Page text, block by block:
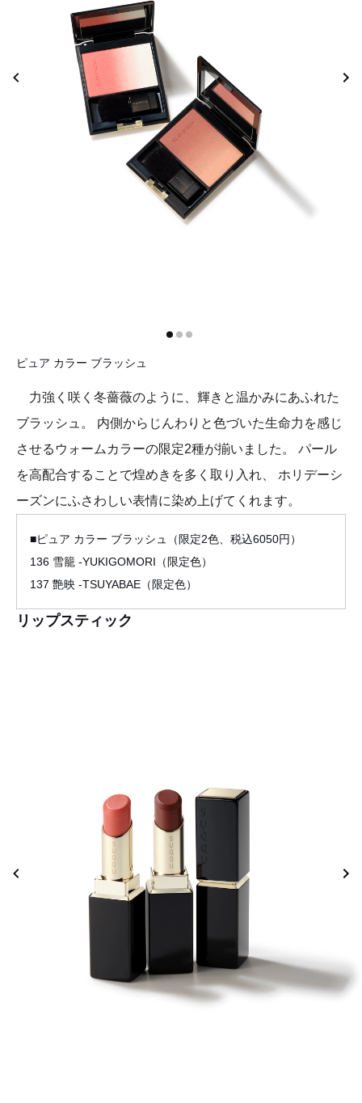
ピュア カラー ブラッシュ
力強く咲く冬薔薇のように、輝きと温かみにあふれた
ブラッシュ。 内側からじんわりと色づいた生命力を感じ
させるウォームカラーの限定2種が揃いました。 パール
を高配合することで煌めきを多く取り入れ、 ホリデーシ
ーズンにふさわしい表情に染め上げてくれます。
■ピュア カラー ブラッシュ（限定2色、税込6050円）
136 雪籠 -YUKIGOMORI（限定色）
137 艶映 -TSUYABAE（限定色）
リップスティック